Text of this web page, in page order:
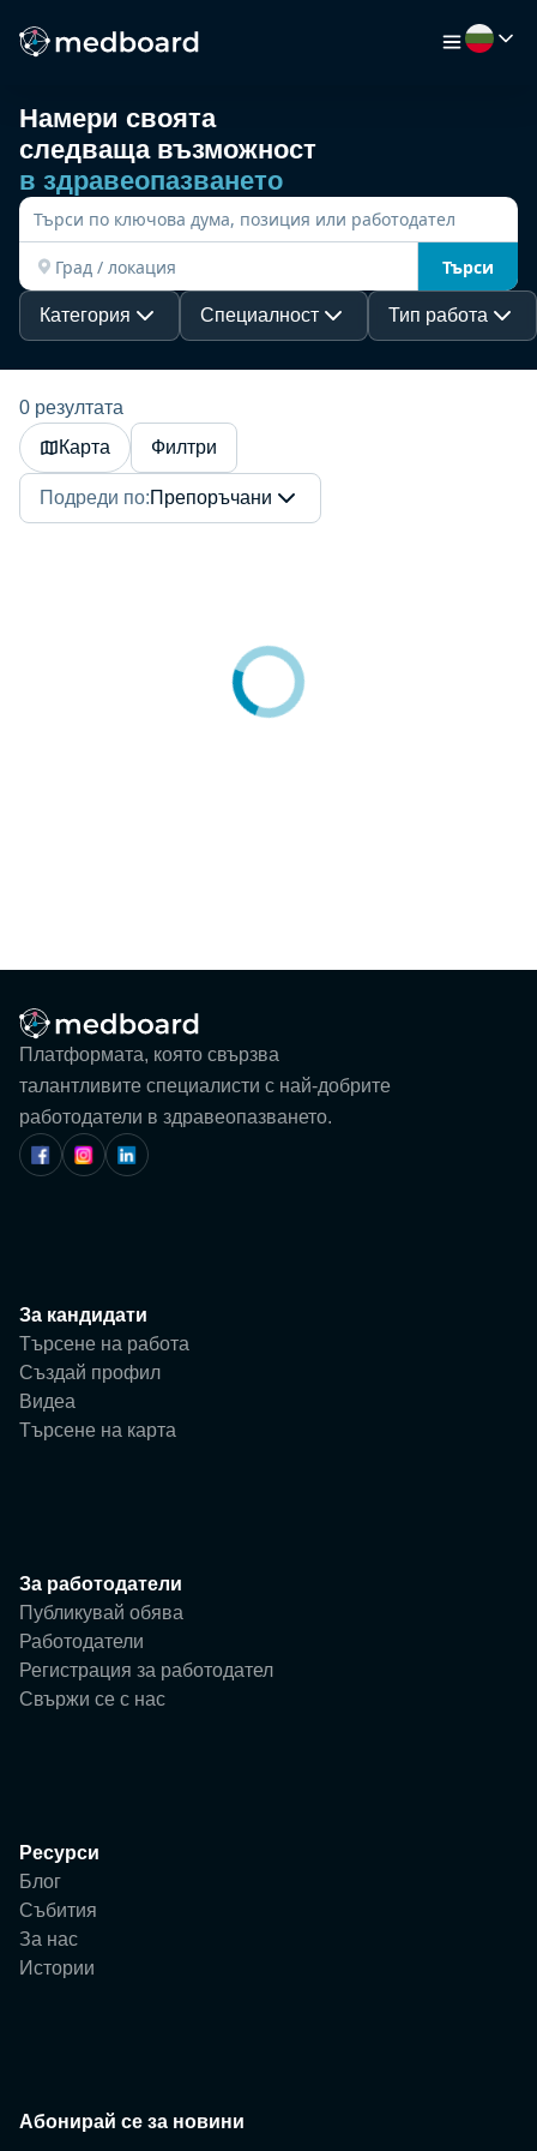
НАЧАЛО
РАБОТА
КАРТА
ВИДЕО
РЕСУРСИ
Потребител
Намери своята
следваща възможност
в здравеопазването
Търси
Категория Специалност Тип работа
0 резултата
Карта
Филтри
Подреди по:Препоръчани
Платформата, която свързва
талантливите специалисти с най-добрите
работодатели в здравеопазването.
За кандидати
Търсене на работа
Създай профил
Видеа
Търсене на карта
За работодатели
Публикувай обява
Работодатели
Регистрация за работодател
Свържи се с нас
Ресурси
Блог
Събития
За нас
Истории
Абонирай се за новини